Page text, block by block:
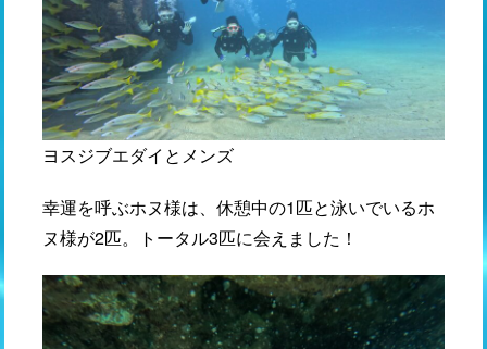
ヨスジブエダイとメンズ
幸運を呼ぶホヌ様は、休憩中の1匹と泳いでいるホ
ヌ様が2匹。トータル3匹に会えました！